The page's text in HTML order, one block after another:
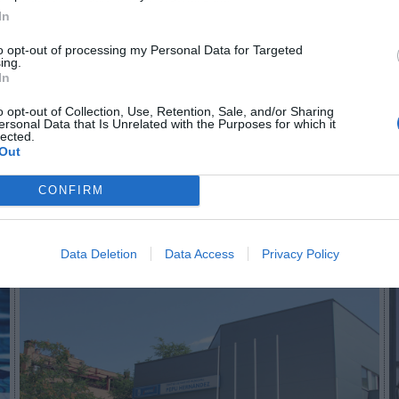
opt-out of processing my Personal Data for Targeted
opt-out of Collection, Use, Retention, Sale, and/or Sharing
Data that Is Unrelated with the Purposes for which it
CONFIRM
Data Deletion Data Access Privacy Policy
no formas parte de 2Playbook
¡Hazte Socio para acceder a este contenido exclusivo!
¡Suscríbete! Inicia sesión